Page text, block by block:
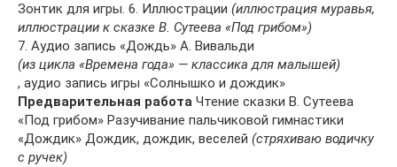
Зонтик для игры. 6. Иллюстрации (иллюстрация муравья,
иллюстрации к сказке В. Сутеева «Под грибом»)
7. Аудио запись «Дождь» А. Вивальди
(из цикла «Времена года» — классика для малышей)
, аудио запись игры «Солнышко и дождик»
Предварительная работа Чтение сказки В. Сутеева
«Под грибом» Разучивание пальчиковой гимнастики
«Дождик» Дождик, дождик, веселей (стряхиваю водичку
с ручек)